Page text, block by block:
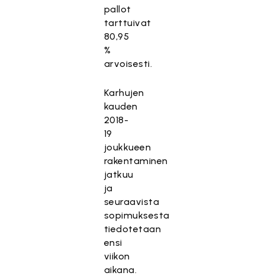
pallot
tarttuivat
80,95
%
arvoisesti.
Karhujen
kauden
2018-
19
joukkueen
rakentaminen
jatkuu
ja
seuraavista
sopimuksesta
tiedotetaan
ensi
viikon
aikana.